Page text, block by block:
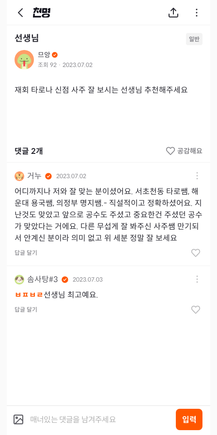
선생님 일반
므앙
조회 92 · 2023.07.02
재회 타로나 신점 사주 잘 보시는 선생님 추천해주세요
댓글 2개 공감해요
거누 2023.07.02
어디까지나 저와 잘 맞는 분이셨어요. 서초천동 타로쌤, 해
운대 용국쌤, 의정부 명지쌤.- 직설적이고 정확하셨어요. 지
난것도 맞았고 앞으로 공수도 주셨고 중요한건 주셨던 공수
가 맞았다는 거에요. 다른 무섭게 잘 봐주신 사주쌤 만기되
서 안계신 분이라 의미 없고 위 세분 정말 잘 보세요
답글 달기
솜사탕#3 2023.07.03
ㅂㅍㅂㄹ선생님 최고예요.
답글 달기
입력